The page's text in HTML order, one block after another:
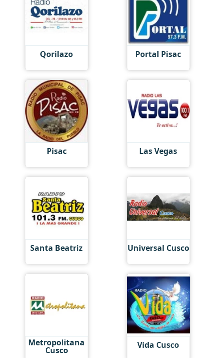
Qorilazo Portal Pisac
Pisac Las Vegas
Santa Beatriz Universal Cusco
Metropolitana
Cusco Vida Cusco